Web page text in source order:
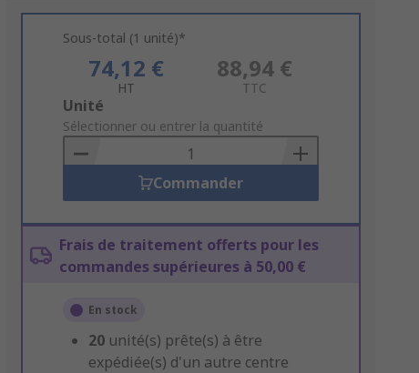
Sous-total (1 unité)*
74,12 €
HT
88,94 €
TTC
Add
to
Basket
Unité
Sélectionner ou entrer la quantité
Commander
Frais de traitement offerts pour les
commandes supérieures à 50,00 €
En stock
20 unité(s) prête(s) à être
expédiée(s) d'un autre centre